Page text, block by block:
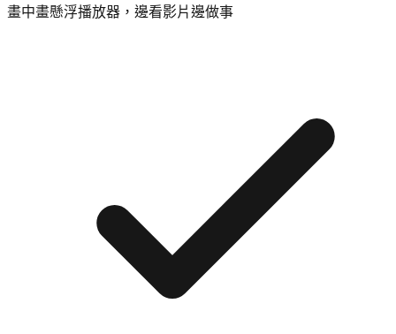
畫中畫懸浮播放器，邊看影片邊做事